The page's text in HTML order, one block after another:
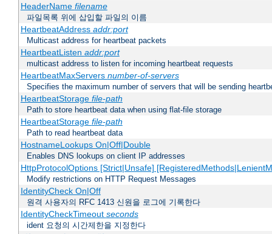
HeaderName filename
파일목록 위에 삽입할 파일의 이름
HeartbeatAddress addr:port
Multicast address for heartbeat packets
HeartbeatListen addr:port
multicast address to listen for incoming heartbeat requests
HeartbeatMaxServers number-of-servers
Specifies the maximum number of servers that will be sending
HeartbeatStorage file-path
Path to store heartbeat data when using flat-file storage
HeartbeatStorage file-path
Path to read heartbeat data
HostnameLookups On|Off|Double
Enables DNS lookups on client IP addresses
HttpProtocolOptions [Strict|Unsafe]
Modify restrictions on HTTP Request Messages
IdentityCheck On|Off
원격 사용자의 RFC 1413 신원을 로그에 기록한다
IdentityCheckTimeout seconds
ident 요청의 시간제한을 지정한다